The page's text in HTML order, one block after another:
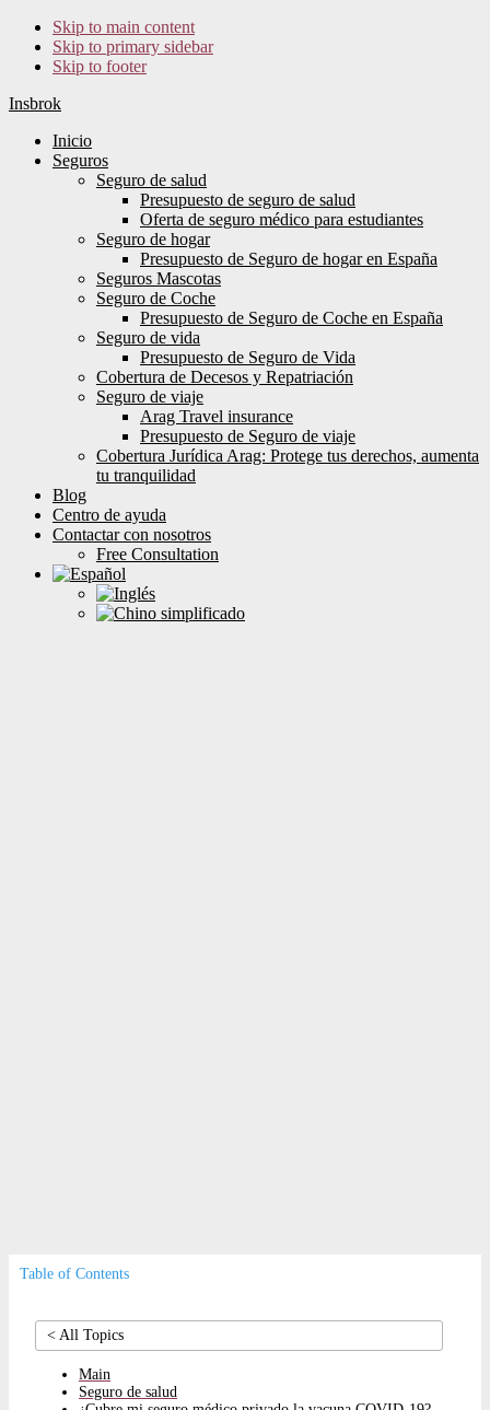
Skip to main content
Skip to primary sidebar
Skip to footer
Insbrok
Inicio
Seguros
Seguro de salud
Presupuesto de seguro de salud
Oferta de seguro médico para estudiantes
Seguro de hogar
Presupuesto de Seguro de hogar en España
Seguros Mascotas
Seguro de Coche
Presupuesto de Seguro de Coche en España
Seguro de vida
Presupuesto de Seguro de Vida
Cobertura de Decesos y Repatriación
Seguro de viaje
Arag Travel insurance
Presupuesto de Seguro de viaje
Cobertura Jurídica Arag: Protege tus derechos, aumenta
tu tranquilidad
Blog
Centro de ayuda
Contactar con nosotros
Free Consultation
< All Topics
Main
Seguro de salud
Table of Contents